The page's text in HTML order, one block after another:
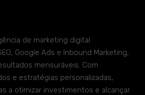
de marketing digital
Google Ads e Inbound Marketing,
mensuráveis. Com
e estratégias personalizadas,
a otimizar investimentos e alcançar